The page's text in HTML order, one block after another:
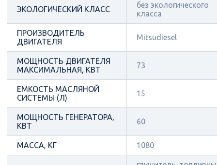
ЭКОЛОГИЧЕСКИЙ КЛАСС
без экологического
класса
ПРОИЗВОДИТЕЛЬ
ДВИГАТЕЛЯ
Mitsudiesel
МОЩНОСТЬ ДВИГАТЕЛЯ
МАКСИМАЛЬНАЯ, КВТ
73
ЕМКОСТЬ МАСЛЯНОЙ
СИСТЕМЫ (Л)
15
МОЩНОСТЬ ГЕНЕРАТОРА,
КВТ
60
МАССА, КГ 1080